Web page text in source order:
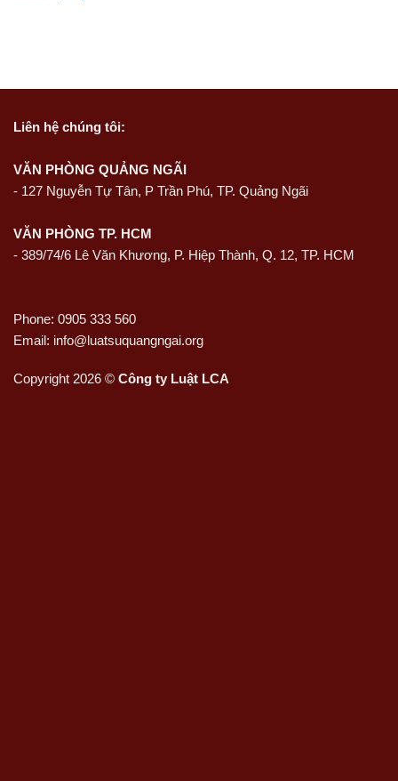
Liên hệ chúng tôi:
VĂN PHÒNG QUẢNG NGÃI
- 127 Nguyễn Tự Tân, P Trần Phú, TP. Quảng Ngãi
VĂN PHÒNG TP. HCM
- 389/74/6 Lê Văn Khương, P. Hiệp Thành, Q. 12, TP. HCM
Phone: 0905 333 560
Email: info@luatsuquangngai.org
Copyright 2026 © Công ty Luật LCA